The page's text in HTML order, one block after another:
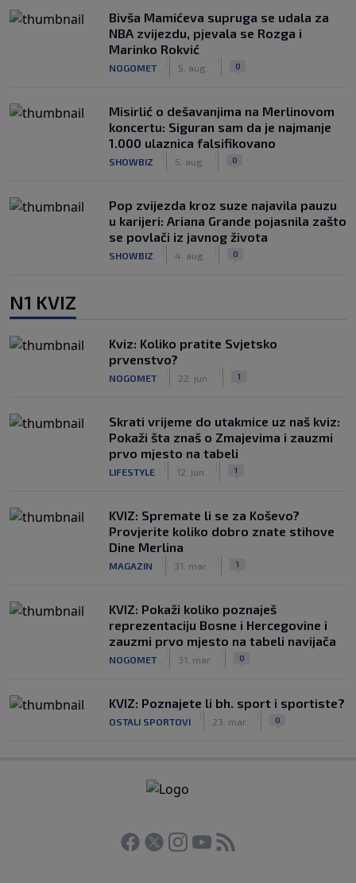
Bivša Mamićeva supruga se udala za
NBA zvijezdu, pjevala se Rozga i
Marinko Rokvić
NOGOMET 5. aug. 0
Misirlić o dešavanjima na Merlinovom
koncertu: Siguran sam da je najmanje
1.000 ulaznica falsifikovano
SHOWBIZ 5. aug. 0
Pop zvijezda kroz suze najavila pauzu
u karijeri: Ariana Grande pojasnila zašto
se povlači iz javnog života
SHOWBIZ 4. aug. 0
N1 KVIZ
Kviz: Koliko pratite Svjetsko
prvenstvo?
NOGOMET 22. jun. 1
Skrati vrijeme do utakmice uz naš kviz:
Pokaži šta znaš o Zmajevima i zauzmi
prvo mjesto na tabeli
LIFESTYLE 12. jun. 1
KVIZ: Spremate li se za Koševo?
Provjerite koliko dobro znate stihove
Dine Merlina
MAGAZIN 31. mar. 1
KVIZ: Pokaži koliko poznaješ
reprezentaciju Bosne i Hercegovine i
zauzmi prvo mjesto na tabeli navijača
NOGOMET 31. mar. 0
KVIZ: Poznajete li bh. sport i sportiste?
OSTALI SPORTOVI 23. mar. 0